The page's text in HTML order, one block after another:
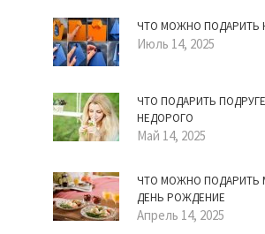
ЧТО МОЖНО ПОДАРИТЬ
Июль 14, 2025
ЧТО ПОДАРИТЬ
НЕДОРОГО
Май 14, 2025
ЧТО МОЖНО ПОДАРИТЬ
ДЕНЬ РОЖДЕНИЕ
Апрель 14, 2025